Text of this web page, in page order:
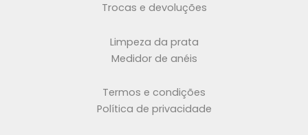
Trocas e devoluções
Limpeza da prata
Medidor de anéis
Termos e condições
Política de privacidade